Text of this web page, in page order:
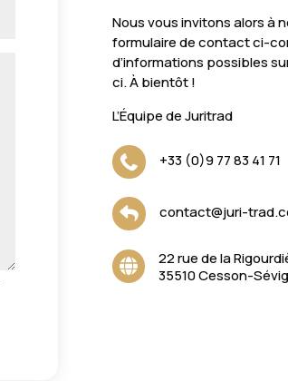
Nous vous invitons alors à
formulaire de contact ci-
d’informations possibles
ci. À bientôt !
L’Équipe de Juritrad
 +33 (0)9 77 83 41 71
 contact@juri-

22 rue de la
35510 Cesson-